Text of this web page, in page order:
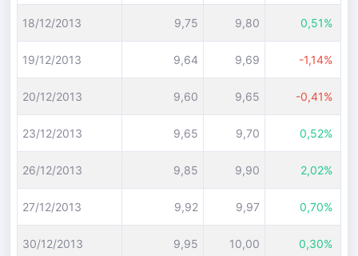
18/12/2013 9,75 9,80 0,51%
19/12/2013 9,64 9,69 -1,14%
20/12/2013 9,60 9,65 -0,41%
23/12/2013 9,65 9,70 0,52%
26/12/2013 9,85 9,90 2,02%
27/12/2013 9,92 9,97 0,70%
30/12/2013 9,95 10,00 0,30%